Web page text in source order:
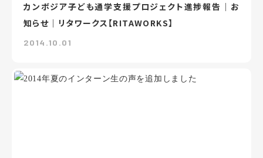
カンボジア子ども通学支援プロジェクト進捗報告｜お
知らせ｜リタワークス【RITAWORKS】
2014.10.01